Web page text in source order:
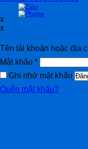
x
x
Tên tài khoản hoặc địa
Mật khẩu *
Ghi nhớ mật khẩu
Quên mật khẩu?